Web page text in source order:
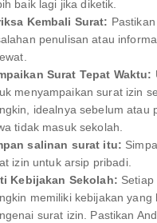
baik lagi jika diketik.
Kembali Surat:
penulisan atau
Surat Tepat Waktu:
menyampaikan surat izin
idealnya sebelum atau
tidak masuk sekolah.
salinan surat itu:
izin untuk arsip pribadi.
Kebijakan Sekolah: Setiap
memiliki kebijakan yang
surat izin. Pastikan